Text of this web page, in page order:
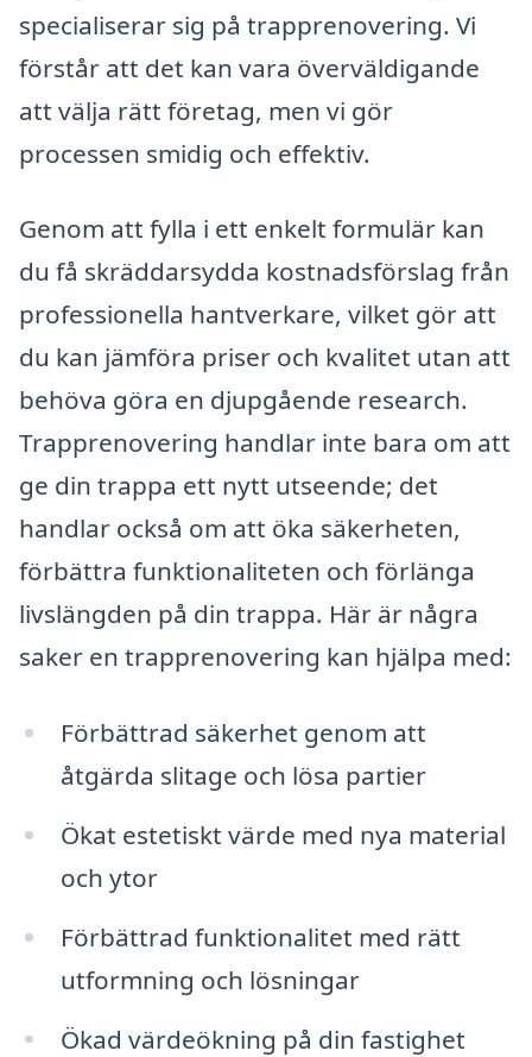
specialiserar sig på trapprenovering. Vi
förstår att det kan vara överväldigande
att välja rätt företag, men vi gör
processen smidig och effektiv.
Genom att fylla i ett enkelt formulär kan
du få skräddarsydda kostnadsförslag från
professionella hantverkare, vilket gör att
du kan jämföra priser och kvalitet utan att
behöva göra en djupgående research.
Trapprenovering handlar inte bara om att
ge din trappa ett nytt utseende; det
handlar också om att öka säkerheten,
förbättra funktionaliteten och förlänga
livslängden på din trappa. Här är några
saker en trapprenovering kan hjälpa med:
Förbättrad säkerhet genom att
åtgärda slitage och lösa partier
Ökat estetiskt värde med nya material
och ytor
Förbättrad funktionalitet med rätt
utformning och lösningar
Ökad värdeökning på din fastighet